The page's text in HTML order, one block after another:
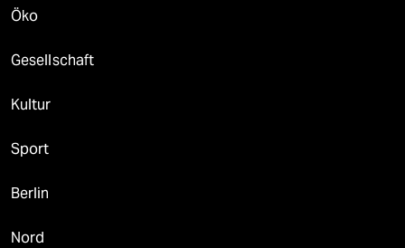
Öko
Gesellschaft
Kultur
Sport
Berlin
Nord